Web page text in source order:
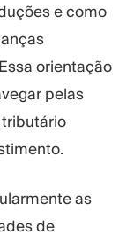
e como
orientação
pelas
as
de